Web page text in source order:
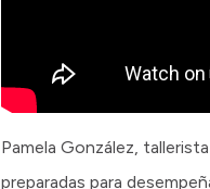
Pamela González,
preparadas para